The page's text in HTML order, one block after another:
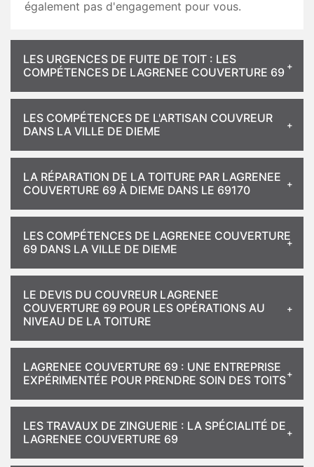
également pas d'engagement pour vous.
LES URGENCES DE FUITE DE TOIT : LES
COMPÉTENCES DE LAGRENEE COUVERTURE 69
LES COMPÉTENCES DE L'ARTISAN COUVREUR
DANS LA VILLE DE DIEME
LA RÉPARATION DE LA TOITURE PAR LAGRENEE
COUVERTURE 69 À DIEME DANS LE 69170
LES COMPÉTENCES DE LAGRENEE COUVERTURE
69 DANS LA VILLE DE DIEME
LE DEVIS DU COUVREUR LAGRENEE
COUVERTURE 69 POUR LES OPÉRATIONS AU
NIVEAU DE LA TOITURE
LAGRENEE COUVERTURE 69 : UNE ENTREPRISE
EXPÉRIMENTÉE POUR PRENDRE SOIN DES TOITS
LES TRAVAUX DE ZINGUERIE : LA SPÉCIALITÉ DE
LAGRENEE COUVERTURE 69